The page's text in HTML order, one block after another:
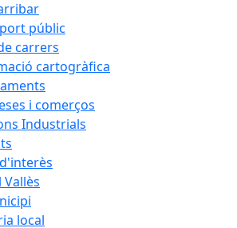
públic
carrers
cartogràfica
i comerços
Industrials
Vallès
local